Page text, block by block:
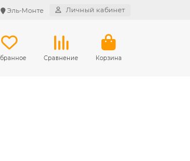
Эль-Монте Личный кабинет
Сравнение Корзина